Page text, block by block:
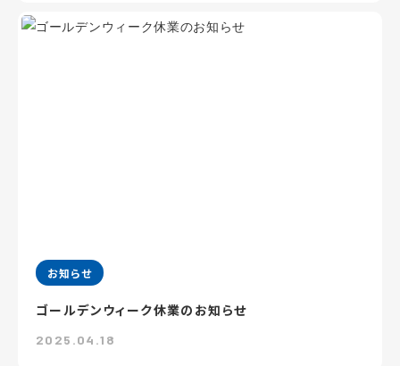
お知らせ
ゴールデンウィーク休業のお知らせ
2025.04.18